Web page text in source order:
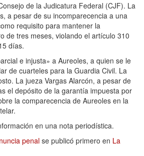
de la Judicatura Federal (CJF). La
a pesar de su incomparecencia a una
requisito para mantener la
de tres meses, violando el artículo 310
días.
e injusta» a Aureoles, a quien se le
de cuarteles para la Guardia Civil. La
La jueza Vargas Alarcón, a pesar de
el depósito de la garantía impuesta por
la comparecencia de Aureoles en la
en una nota periodística.
penalse publicó primero en La